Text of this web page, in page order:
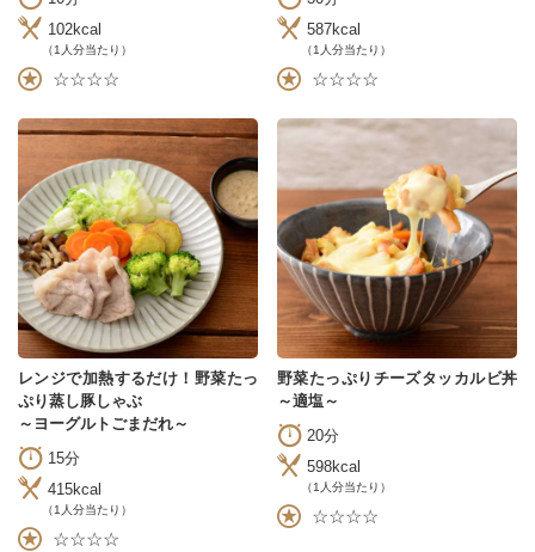
102kcal
（1人分当たり）
☆☆☆☆
587kcal
（1人分当たり）
☆☆☆☆
レンジで加熱するだけ！野菜たっ
ぷり蒸し豚しゃぶ
～ヨーグルトごまだれ～
15分
415kcal
（1人分当たり）
☆☆☆☆
野菜たっぷりチーズタッカルビ丼
～適塩～
20分
598kcal
（1人分当たり）
☆☆☆☆